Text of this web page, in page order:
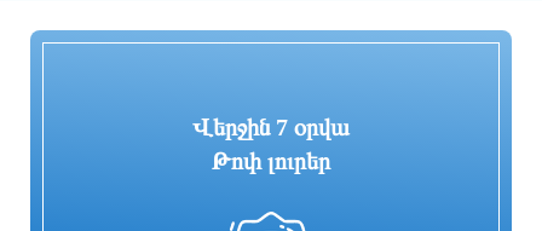
Վերջին 7 օրվա
Թոփ լուրեր